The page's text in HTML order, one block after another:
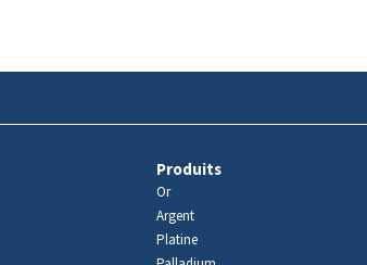
Produits
Or
Argent
Platine